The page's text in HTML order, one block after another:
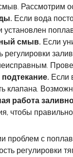
Рассмотрим
Если вода
установлен
смыв. Если
регулировки
Если
клапана.
работа
чтобы
проблем с
регулировки